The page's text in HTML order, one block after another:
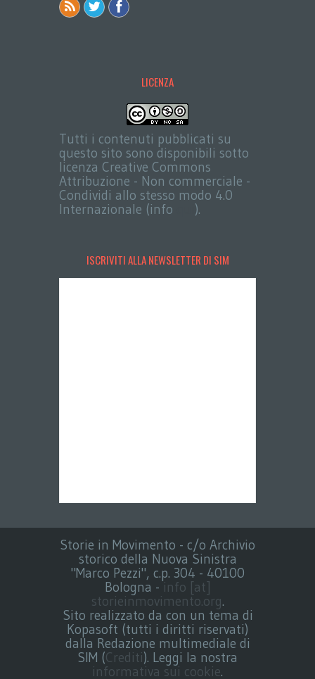
LICENZA
Tutti i contenuti pubblicati su
questo sito sono disponibili sotto
licenza Creative Commons
Attribuzione - Non commerciale -
Condividi allo stesso modo 4.0
Internazionale (info
).
ISCRIVITI ALLA NEWSLETTER DI SIM
Storie in Movimento - c/o Archivio
storico della Nuova Sinistra
"Marco Pezzi", c.p. 304 - 40100
Bologna - info [at]
storieinmovimento.org.
Sito realizzato da con un tema di
Kopasoft (tutti i diritti riservati)
dalla Redazione multimediale di
SIM (Crediti). Leggi la nostra
informativa sui cookie.